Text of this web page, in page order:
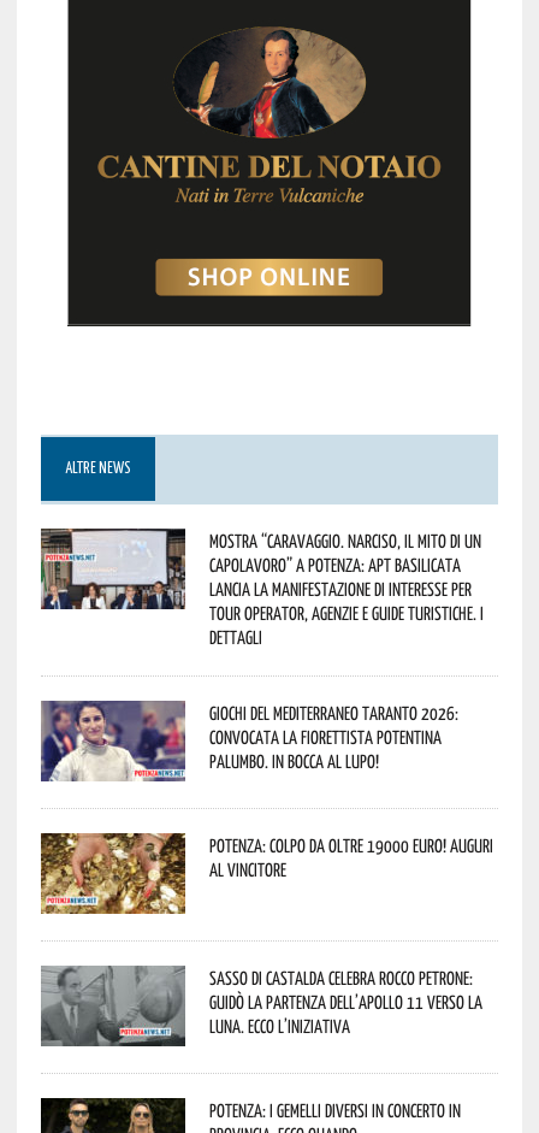
ALTRE NEWS
Mostra “Caravaggio. Narciso, il mito di un
capolavoro” a Potenza: APT Basilicata
lancia la manifestazione di interesse per
Tour Operator, Agenzie e Guide Turistiche. I
dettagli
Giochi del Mediterraneo Taranto 2026:
convocata la fiorettista potentina
Palumbo. In bocca al lupo!
Potenza: colpo da oltre 19000 Euro! Auguri
al vincitore
Sasso di Castalda celebra Rocco Petrone:
guidò la partenza dell’Apollo 11 verso la
Luna. Ecco l’iniziativa
Potenza: i Gemelli DiVersi in concerto in